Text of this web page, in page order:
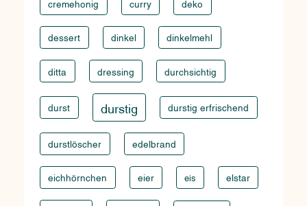
cremehonig curry deko
dessert dinkel dinkelmehl
ditta dressing durchsichtig
durst durstig durstig erfrischend
durstlöscher edelbrand
eichhörnchen eier eis elstar